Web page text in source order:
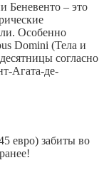
Беневенто – это
Особенно
Domini (Тела и
согласно
Агата-де-
евро) забиты во